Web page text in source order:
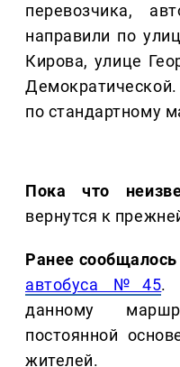
перевозчика,
направили по
Кирова, улице
по стандартному
Пока что
вернутся к
Ранее сообщалось
автобуса №45.
данному
постоянной
жителей.